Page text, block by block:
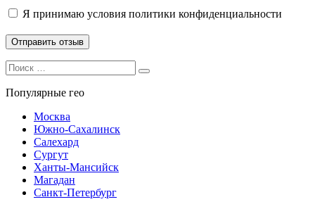
Я принимаю условия политики конфиденциальности
Search
for:
Search
Популярные гео
Москва
Южно-Сахалинск
Салехард
Сургут
Ханты-Мансийск
Магадан
Санкт-Петербург